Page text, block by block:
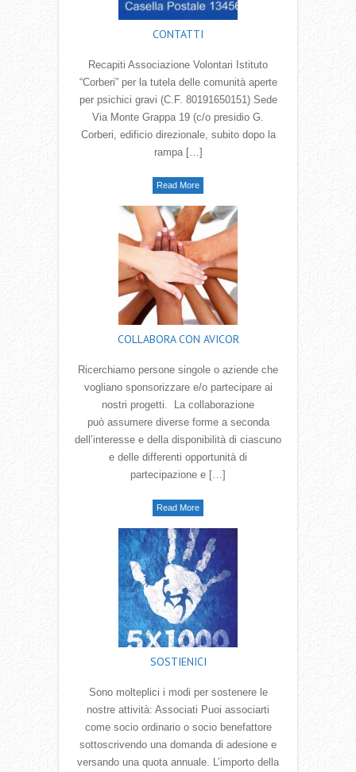
CONTATTI
Recapiti Associazione Volontari Istituto
“Corberi” per la tutela delle comunità aperte
per psichici gravi (C.F. 80191650151) Sede
Via Monte Grappa 19 (c/o presidio G.
Corberi, edificio direzionale, subito dopo la
rampa […]
Read More
COLLABORA CON AVICOR
Ricerchiamo persone singole o aziende che
vogliano sponsorizzare e/o partecipare ai
nostri progetti. La collaborazione
può assumere diverse forme a seconda
dell‛interesse e della disponibilità di ciascuno
e delle differenti opportunità di
partecipazione e […]
Read More
SOSTIENICI
Sono molteplici i modi per sostenere le
nostre attività: Associati Puoi associarti
come socio ordinario o socio benefattore
sottoscrivendo una domanda di adesione e
versando una quota annuale. L’importo della